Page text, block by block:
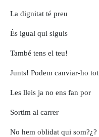
La dignitat té preu
És igual qui siguis
També tens el teu!
Junts! Podem canviar-ho tot
Les lleis ja no ens fan por
Sortim al carrer
No hem oblidat qui som?¿?